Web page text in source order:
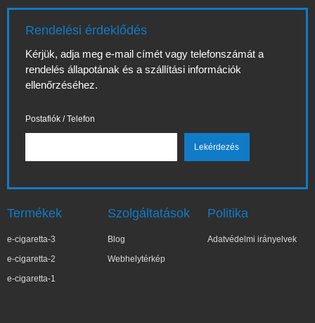
Rendelési érdeklődés
Kérjük, adja meg e-mail címét vagy telefonszámát a
rendelés állapotának és a szállítási információk
ellenőrzéséhez.
Postafiók / Telefon
Termékek
e-cigaretta-3
e-cigaretta-2
e-cigaretta-1
Szolgáltatások
Blog
Webhelytérkép
Politika
Adatvédelmi irányelvek